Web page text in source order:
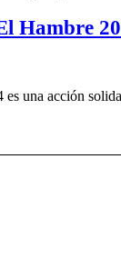
Hambre
es una acción